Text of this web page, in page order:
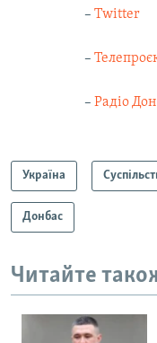
– Twitter
–
– Радіо
Україна
Донбас
Читайте